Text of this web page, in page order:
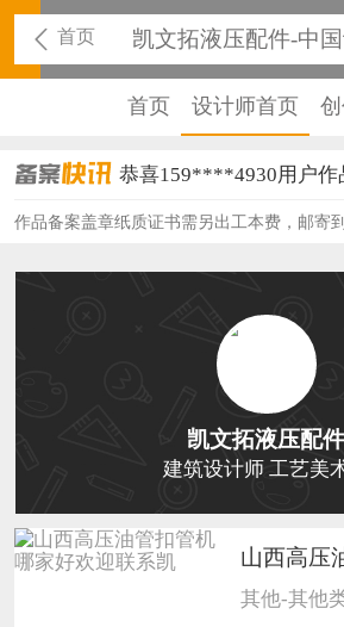
首页 凯文拓液压配件-中
首页 设计师首页
恭喜159****4930用户作
恭喜150****6483用户作
恭喜131****2473用户作
恭喜159****4201用户作
恭喜133****6466用户作
恭喜131****1475用户作
恭喜133****8874用户作
恭喜138****8638用户作
恭喜133****9020用户作
恭喜136****9807用户作
作品备案盖章纸质证书需另出工本费，邮寄
凯文拓液压配件
建筑设计师 工艺美
其他-其他